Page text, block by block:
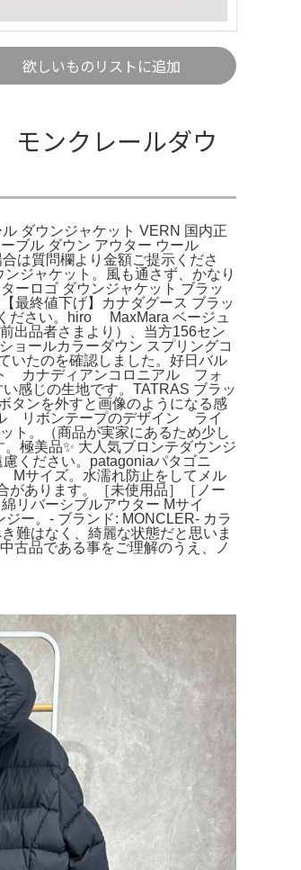
欲しいものリストに追加
モンクレールダウ
ダウンジャケット VERN 国内正
ブル ダウン アウター ウール
は質問欄より金額ご提示くださ
ジャケット。風も通さず、かなり
ーロゴ ダウンジャケット ブラッ
最終値下げ】カナダグース ブラッ
ださい。hiro MaxMara ベージュ
出品者さまより）、当方156セン
ョールカラーダウン スプリングコ
いたのを確認しました。好日バル
カナディアンコロニアル フォ
感じの生地です。TATRAS ブラッ
タンを外すと画像のようになる感
リボンテープのデザイン ライ
ト。（商品が実家にあるため少し
極美品✨ 大人気ブロンテダウンジ
ください。patagoniaパタゴニ
サイズ。水濡れ防止をしてメル
があります。［未使用品］［ノー
リバーシブルアウター Mサイ
ー。- ブランド: MONCLER- カラ
難はなく、綺麗な状態だと思いま
古品である事をご理解のうえ、ノ